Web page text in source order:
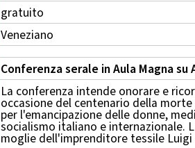
gratuito
Veneziano
Conferenza serale in Aula Magna su
La conferenza intende onorare e
occasione del centenario della
per l'emancipazione delle donne,
socialismo italiano e internazionale.
moglie dell'imprenditore tessile Luigi